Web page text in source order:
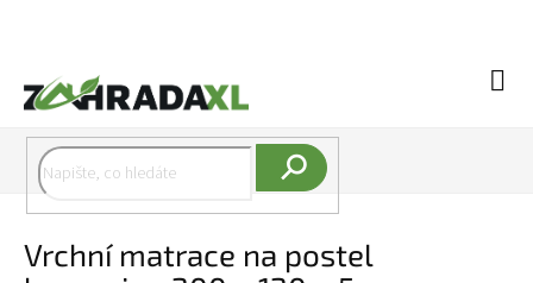
Vrchní matrace na postel